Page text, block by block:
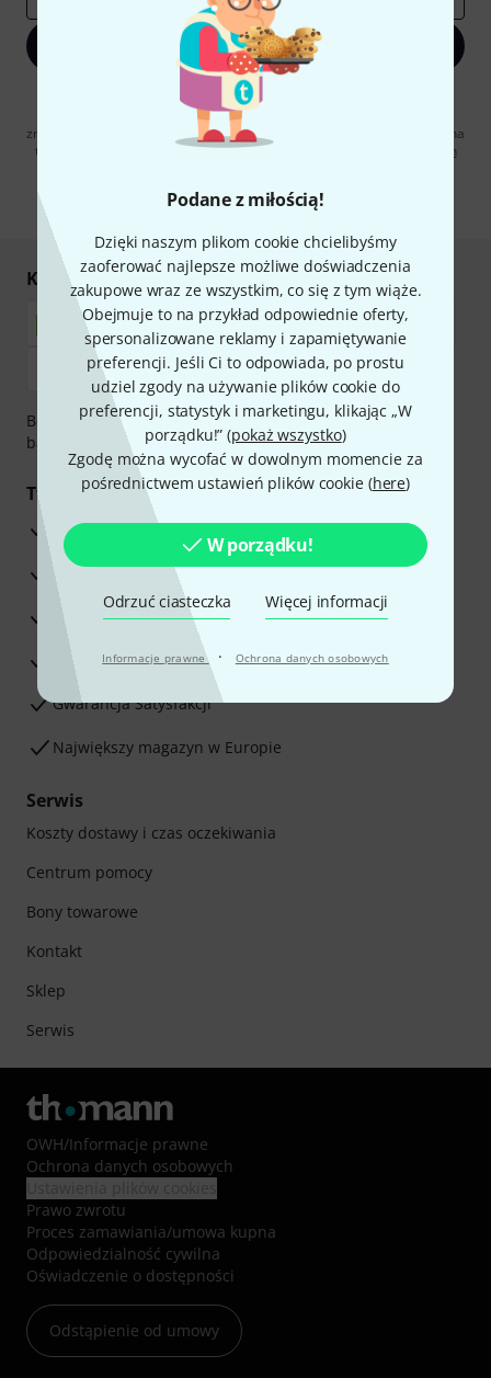
Podane z miłością!
Dzięki naszym plikom cookie chcielibyśmy
zaoferować najlepsze możliwe doświadczenia
zakupowe wraz ze wszystkim, co się z tym wiąże.
Obejmuje to na przykład odpowiednie oferty,
spersonalizowane reklamy i zapamiętywanie
preferencji. Jeśli Ci to odpowiada, po prostu
udziel zgody na używanie plików cookie do
preferencji, statystyk i marketingu, klikając „W
porządku!” (pokaż wszystko)
Zgodę można wycofać w dowolnym momencie za
pośrednictwem ustawień plików cookie (here)
W porządku!
Odrzuć ciasteczka Więcej informacji
Informacje prawne · Ochrona danych osobowych
Zapisz się teraz
Klikając na „Zapisz się teraz”, wyrażasz zgodę na otrzymywanie
materialów reklamowych przesyłanych drogą elektroniczną. Możesz
zrezygnować z subskrypcji w dowolnym momencie. Więcej informacji na
temat newslettera można znaleźć w naszych
wytycznych dotyczących
* Wymagany
Kupuj i płać bezpiecznie
Bezpieczna płatność przez Za pobraniem, Przelew
bankowy, PayPal, Blik lub Karta kredytowa.
Twoje korzyści
3-letnia Gwarancja Thomann
30-dniowa gwarancja zwrotu pieniędzy
Serwis Naprawczy
Porada naszych ekspertów
Gwarancja Satysfakcji
Największy magazyn w Europie
Serwis
Koszty dostawy i czas oczekiwania
Centrum pomocy
Bony towarowe
Kontakt
Sklep
Serwis
OWH/Informacje prawne
Ochrona danych osobowych
Prawo zwrotu
Proces zamawiania/umowa kupna
Odpowiedzialność cywilna
Oświadczenie o dostępności
Odstąpienie od umowy